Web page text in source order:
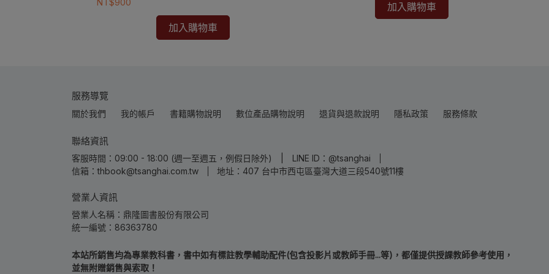
加入購物車
加入購物車
服務導覽
關於我們 我的帳戶 書籍購物說明 數位產品購物說明 退貨與退款說明 隱私政策 服務條款
聯絡資訊
客服時間：09:00 - 18:00 (週一至週五，例假日除外) | LINE ID：@tsanghai
信箱：thbook@tsanghai.com.tw
地址：407 台中市西屯區臺灣大道三段540號11樓
營業人資訊
營業人名稱：鼎隆圖書股份有限公司
統一編號：86363780
本站所銷售均為專業教科書，書中如有標註教學輔助配件(包含投影片或教師手冊...等)，都僅提供授課教師參考使用，
並無附贈銷售與索取！